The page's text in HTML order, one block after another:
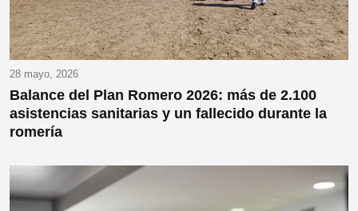
28 mayo, 2026
Balance del Plan Romero 2026: más de 2.100
asistencias sanitarias y un fallecido durante la
romería